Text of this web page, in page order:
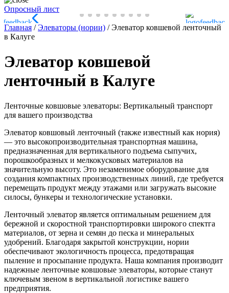
Опросный лист
Главная /Элеваторы (нории) /Элеватор ковшевой ленточный
в Калуге
Элеватор ковшевой
ленточный в Калуге
Ленточные ковшовые элеваторы: Вертикальный транспорт
для вашего производства
Элеватор ковшовый ленточный (также известный как нория)
— это высокопроизводительная транспортная машина,
предназначенная для вертикального подъема сыпучих,
порошкообразных и мелкокусковых материалов на
значительную высоту. Это незаменимое оборудование для
создания компактных производственных линий, где требуется
перемещать продукт между этажами или загружать высокие
силосы, бункеры и технологические установки.
Ленточный элеватор является оптимальным решением для
бережной и скоростной транспортировки широкого спектга
материалов, от зерна и семян до песка и минеральных
удобрений. Благодаря закрытой конструкции, нории
обеспечивают экологичность процесса, предотвращая
пыление и просыпание продукта. Наша компания производит
надежные ленточные ковшовые элеваторы, которые станут
ключевым звеном в вертикальной логистике вашего
предприятия.